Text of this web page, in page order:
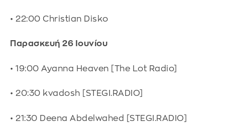
• 22:00 Christian Disko
Παρασκευή 26 Ιουνίου
• 19:00 Ayanna Heaven [The Lot Radio]
• 20:30 kvadosh [STEGI.RADIO]
• 21:30 Deena Abdelwahed [STEGI.RADIO]